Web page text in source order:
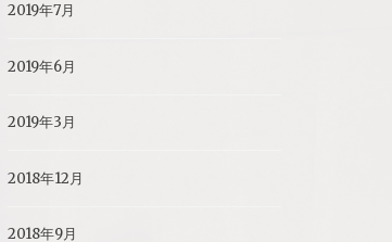
2019年7月
2019年6月
2019年3月
2018年12月
2018年9月